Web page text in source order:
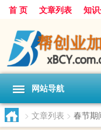
首 页 文章列表 知
网站导航
> 文章列表 > 春节期